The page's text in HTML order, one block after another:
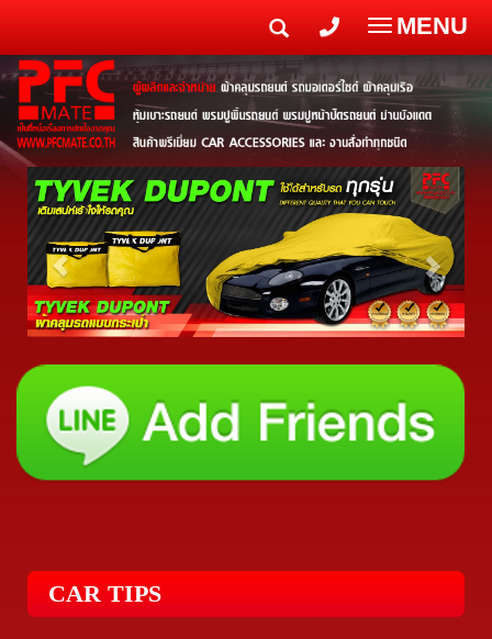
Toggle
MENU
CAR TIPS